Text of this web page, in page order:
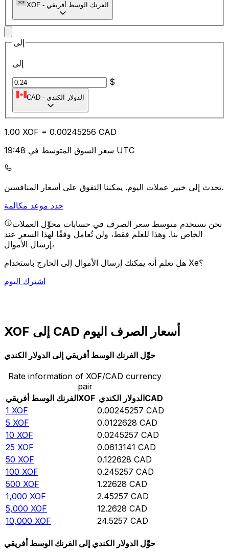
XOF - الفرنك الوسط أفريقي
إلى
إلى
$
CAD - الدولار الكندي
1.00 XOF = 0.00245256 CAD
سعر السوق المتوسط في 19:48 UTC
تحدث إلى خبير عملات اليوم.يمكننا التفوق على أسعار المنافسين.
حدد موعد مكالمة
نحن نستخدم متوسط سعر الصرف في حسابات محوِّل العملات
الخاص بنا. وهذا للعلم فقط، ولن تُعامل وفقًا لهذا السعر عند
إرسال الأموال،
هل تعلم أنه يمكنك إرسال الأموال إلى الخارج باستخدام Xe؟
اشترك اليوم
XOF إلى CAD أسعار الصرف اليوم
حوِّل الفرنك الوسط أفريقي إلى الدولار الكندي
Rate information of XOF/CAD currency
pair
الفرنك الوسط أفريقيXOF الدولار الكنديCAD
1 XOF 0.00245257 CAD
5 XOF 0.0122628 CAD
10 XOF 0.0245257 CAD
25 XOF 0.0613141 CAD
50 XOF 0.122628 CAD
100 XOF 0.245257 CAD
500 XOF 1.22628 CAD
1,000 XOF 2.45257 CAD
5,000 XOF 12.2628 CAD
10,000 XOF 24.5257 CAD
حوِّل الدولار الكندي إلى الفرنك الوسط أفريقي